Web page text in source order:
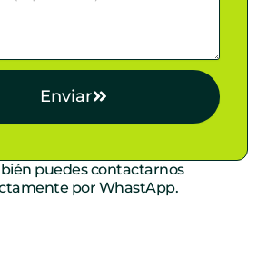
Enviar
puedes contactarnos
por WhastApp.